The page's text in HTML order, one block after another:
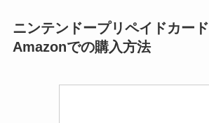
ニンテンドープリペイドカー
Amazonでの購入方法